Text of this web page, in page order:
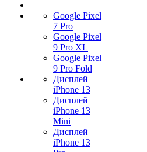
Google Pixel
7 Pro
Google Pixel
9 Pro XL
Google Pixel
9 Pro Fold
Дисплей
iPhone 13
Дисплей
iPhone 13
Mini
Дисплей
iPhone 13